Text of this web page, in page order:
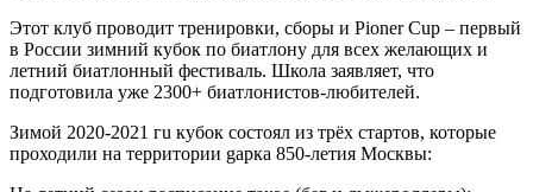
Этот клуб проводит тренировки, сборы и Pioner Cup – первый
в России зимний кубок по биатлону для всех желающих и
летний биатлонный фестиваль. Школа заявляет, что
подготовила уже 2300+ биатлонистов-любителей.
Зимой 2020-2021 гu кубок состоял из трёх стартов, которые
проходили на территории gарка 850-летия Москвы: